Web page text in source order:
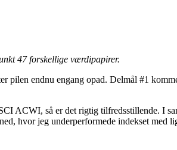
47 forskellige værdipapirer.
endnu engang opad. Delmål #1
ACWI, så er det rigtig tilfredsstillende. I
hvor jeg underperformede indekset med